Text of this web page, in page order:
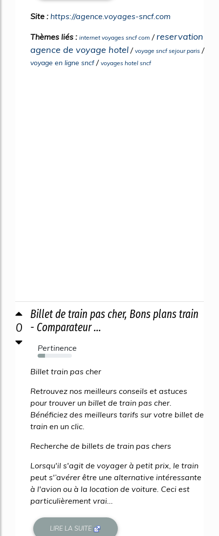
Site : https://agence.voyages-sncf.com
Thèmes liés : internet voyages sncf com / reservation
agence de voyage hotel / voyage sncf sejour paris /
voyage en ligne sncf / voyages hotel sncf
0
Billet de train pas cher, Bons plans train
- Comparateur ...
Pertinence
22%
Billet train pas cher
Retrouvez nos meilleurs conseils et astuces
pour trouver un billet de train pas cher.
Bénéficiez des meilleurs tarifs sur votre billet de
train en un clic.
Recherche de billets de train pas chers
Lorsqu'il s'agit de voyager à petit prix, le train
peut s'’avérer être une alternative intéressante
à l'avion ou à la location de voiture. Ceci est
particulièrement vrai...
LIRE LA SUITE